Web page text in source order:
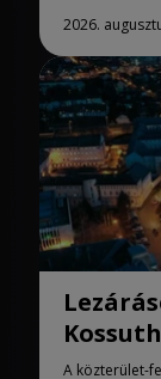
2026.
A közterület-